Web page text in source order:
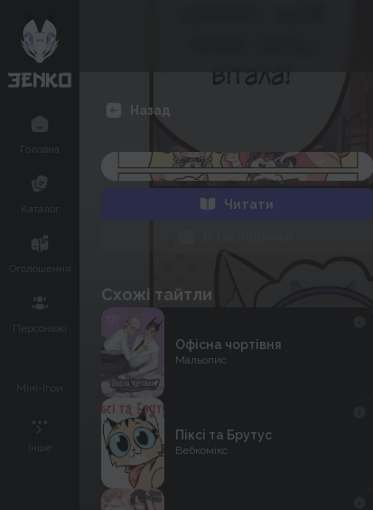
Головна
Каталог
Оголошення
Персонажі
Міні-Ігри
Інше
Назад
Читати
Схожі тайтли
Офісна чортівня
Мальопис
Піксі та Брутус
Вебкомікс